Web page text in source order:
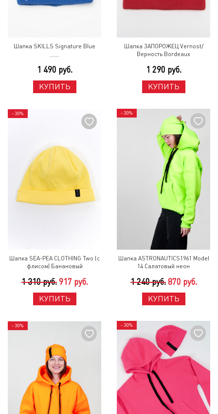
Шапка SKILLS Signature Blue
1 490 руб.
КУПИТЬ
Шапка ЗАПОРОЖЕЦ Vernost/
Верность Bordeaux
1 290 руб.
КУПИТЬ
- 30%
Шапка SEA-PEA СLOTHING Two (с
флисом) Банановый
1 310 руб. 917 руб.
КУПИТЬ
- 30%
Шапка ASTRONAUTICS1961 Model
14 Салатовый неон
1 240 руб. 870 руб.
КУПИТЬ
- 30% - 30%